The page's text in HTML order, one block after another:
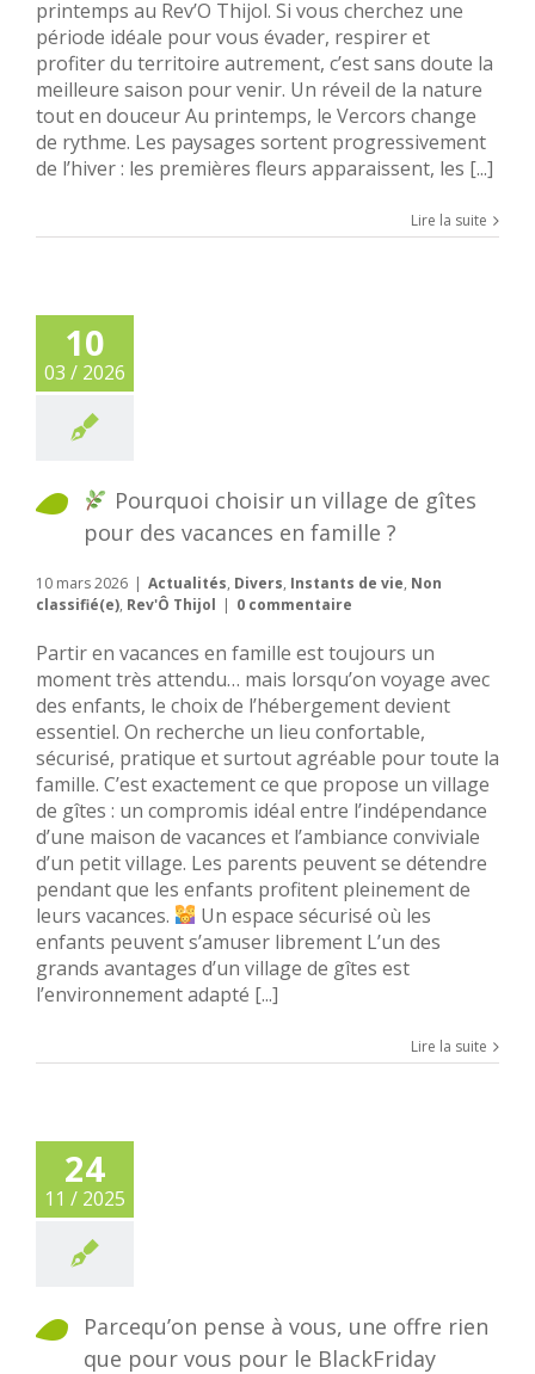
printemps au Rev’O Thijol. Si vous cherchez une
période idéale pour vous évader, respirer et
profiter du territoire autrement, c’est sans doute la
meilleure saison pour venir. Un réveil de la nature
tout en douceur Au printemps, le Vercors change
de rythme. Les paysages sortent progressivement
de l’hiver : les premières fleurs apparaissent, les [...]
Lire la suite
10
03 / 2026
Pourquoi choisir un village de gîtes
pour des vacances en famille ?
10 mars 2026 | Actualités, Divers, Instants de vie, Non
classifié(e), Rev'Ô Thijol | 0 commentaire
Partir en vacances en famille est toujours un
moment très attendu… mais lorsqu’on voyage avec
des enfants, le choix de l’hébergement devient
essentiel. On recherche un lieu confortable,
sécurisé, pratique et surtout agréable pour toute la
famille. C’est exactement ce que propose un village
de gîtes : un compromis idéal entre l’indépendance
d’une maison de vacances et l’ambiance conviviale
d’un petit village. Les parents peuvent se détendre
pendant que les enfants profitent pleinement de
leurs vacances.
Un espace sécurisé où les
enfants peuvent s’amuser librement L’un des
grands avantages d’un village de gîtes est
l’environnement adapté [...]
Lire la suite
24
11 / 2025
Parcequ’on pense à vous, une offre rien
que pour vous pour le BlackFriday